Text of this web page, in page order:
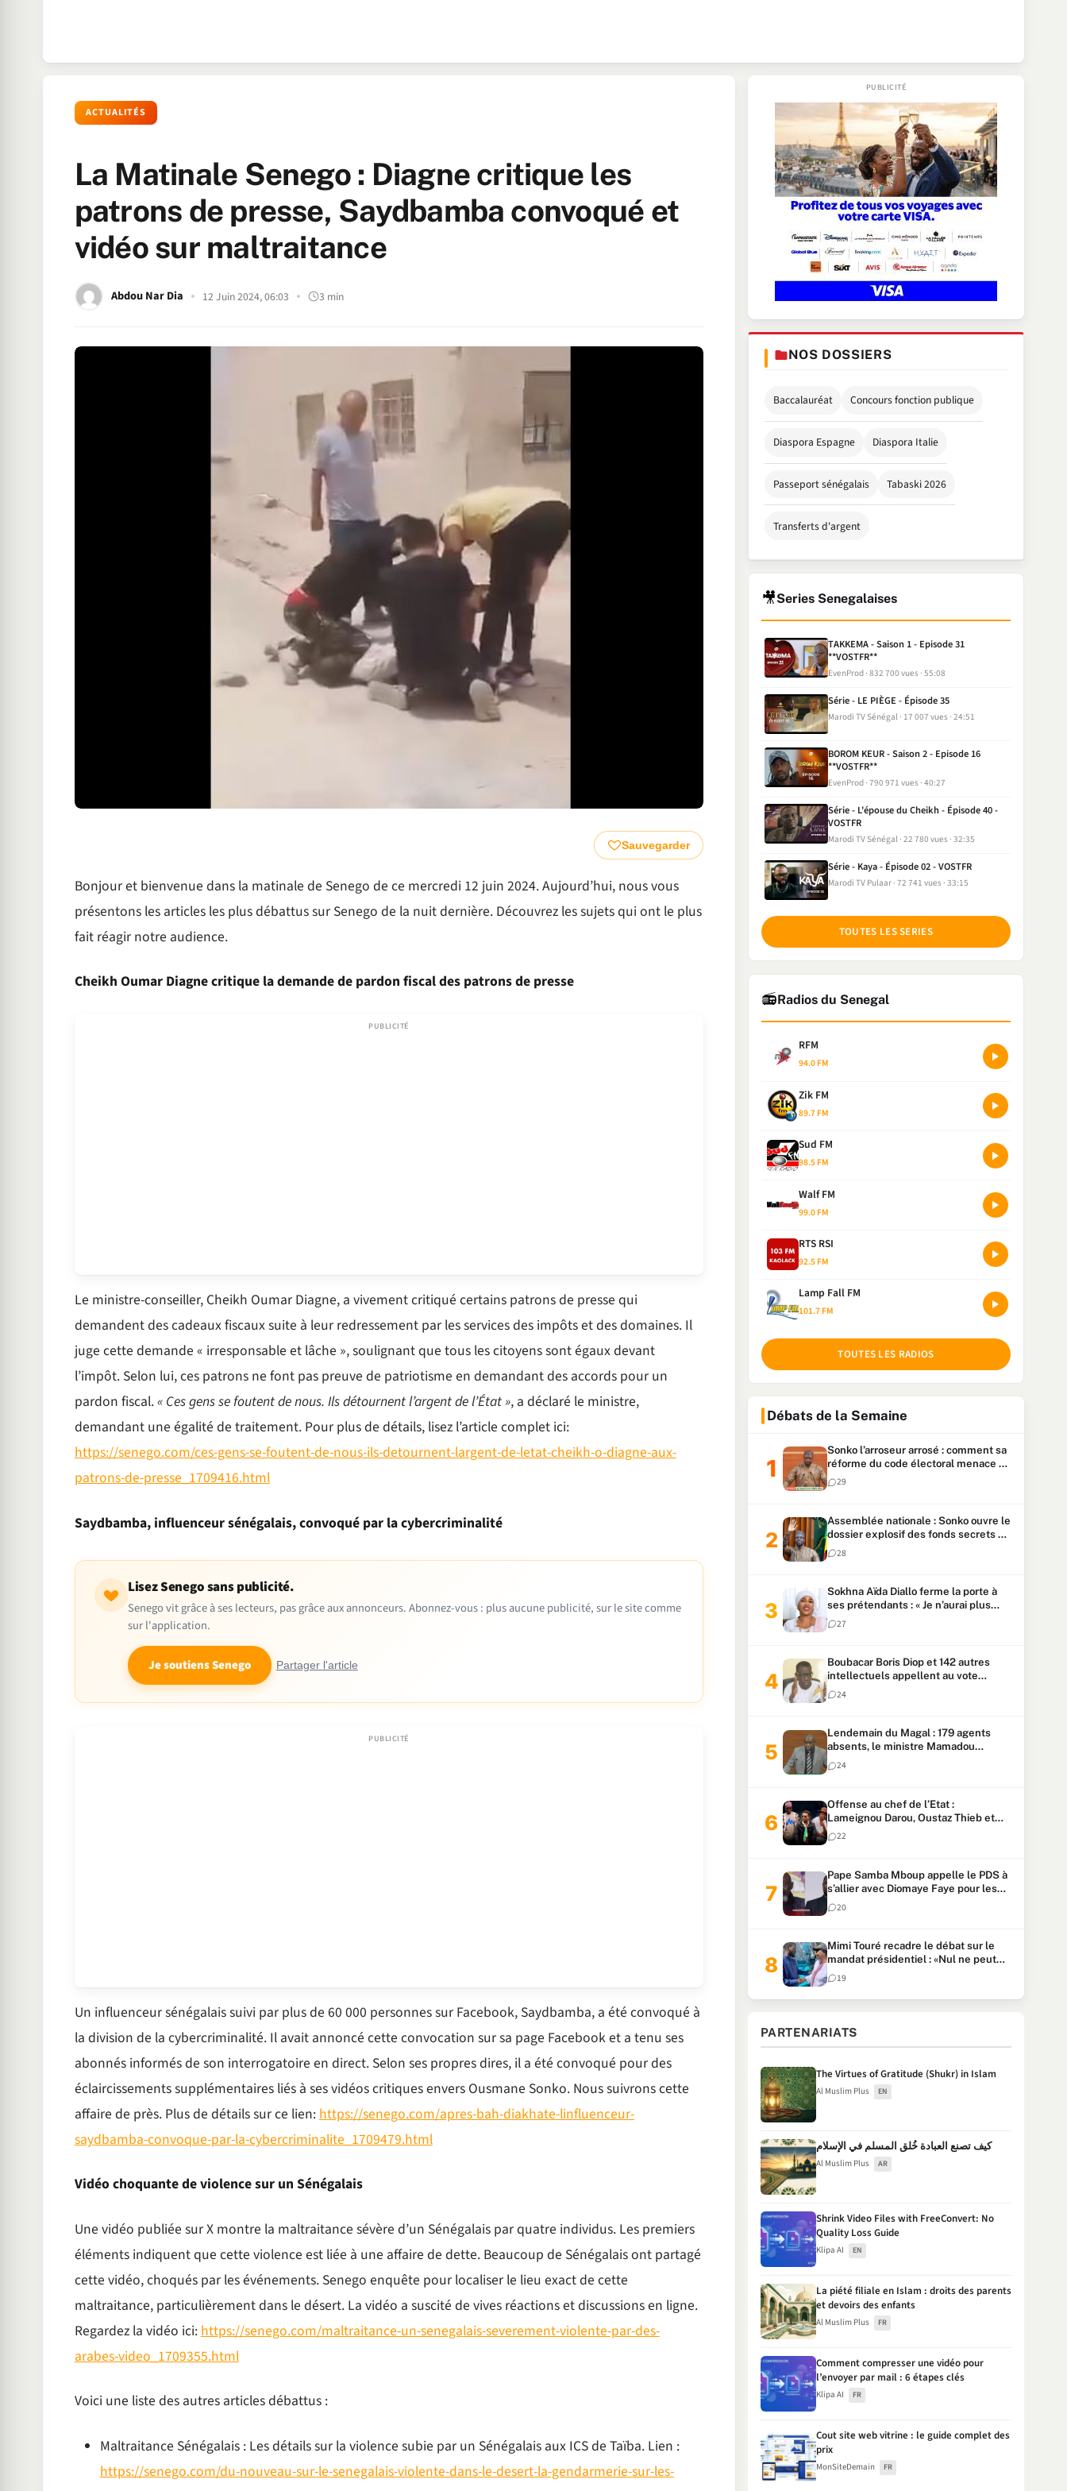
ACTUALITÉS
La Matinale Senego : Diagne critique les
patrons de presse, Saydbamba convoqué et
vidéo sur maltraitance
Abdou Nar Dia 12 Juin 2024, 06:03 3 min
Sauvegarder
Bonjour et bienvenue dans la matinale de Senego de ce mercredi 12 juin 2024. Aujourd’hui, nous vous
présentons les articles les plus débattus sur Senego de la nuit dernière. Découvrez les sujets qui ont le plus
fait réagir notre audience.
Cheikh Oumar Diagne critique la demande de pardon fiscal des patrons de presse
Le ministre-conseiller, Cheikh Oumar Diagne, a vivement critiqué certains patrons de presse qui
demandent des cadeaux fiscaux suite à leur redressement par les services des impôts et des domaines. Il
juge cette demande « irresponsable et lâche », soulignant que tous les citoyens sont égaux devant
l’impôt. Selon lui, ces patrons ne font pas preuve de patriotisme en demandant des accords pour un
pardon fiscal.« Ces gens se foutent de nous. Ils détournent l’argent de l’État », a déclaré le ministre,
demandant une égalité de traitement. Pour plus de détails, lisez l’article complet ici:
https://senego.com/ces-gens-se-foutent-de-nous-ils-detournent-largent-de-letat-cheikh-o-diagne-aux-
patrons-de-presse_1709416.html
Saydbamba, influenceur sénégalais, convoqué par la cybercriminalité
Lisez Senego sans publicité.
Senego vit grâce à ses lecteurs, pas grâce aux annonceurs. Abonnez-vous : plus aucune publicité, sur le site comme
sur l'application.
Je soutiens Senego Partager l'article
Un influenceur sénégalais suivi par plus de 60 000 personnes sur Facebook, Saydbamba, a été convoqué à
la division de la cybercriminalité. Il avait annoncé cette convocation sur sa page Facebook et a tenu ses
abonnés informés de son interrogatoire en direct. Selon ses propres dires, il a été convoqué pour des
éclaircissements supplémentaires liés à ses vidéos critiques envers Ousmane Sonko. Nous suivrons cette
affaire de près. Plus de détails sur ce lien: https://senego.com/apres-bah-diakhate-linfluenceur-
saydbamba-convoque-par-la-cybercriminalite_1709479.html
Vidéo choquante de violence sur un Sénégalais
Une vidéo publiée sur X montre la maltraitance sévère d’un Sénégalais par quatre individus. Les premiers
éléments indiquent que cette violence est liée à une affaire de dette. Beaucoup de Sénégalais ont partagé
cette vidéo, choqués par les événements. Senego enquête pour localiser le lieu exact de cette
maltraitance, particulièrement dans le désert. La vidéo a suscité de vives réactions et discussions en ligne.
Regardez la vidéo ici: https://senego.com/maltraitance-un-senegalais-severement-violente-par-des-
arabes-video_1709355.html
Voici une liste des autres articles débattus :
Maltraitance Sénégalais : Les détails sur la violence subie par un Sénégalais aux ICS de Taïba. Lien :
https://senego.com/du-nouveau-sur-le-senegalais-violente-dans-le-desert-la-gendarmerie-sur-les-
NOS DOSSIERS
Baccalauréat Concours fonction publique
Diaspora Espagne Diaspora Italie
Passeport sénégalais Tabaski 2026
Transferts d'argent
🎥Series Senegalaises
TAKKEMA - Saison 1 - Episode 31
**VOSTFR**
EvenProd 832 700 vues 55:08
Série - LE PIÈGE - Épisode 35
Marodi TV Sénégal 17 007 vues 24:51
BOROM KEUR - Saison 2 - Episode 16
**VOSTFR**
EvenProd 790 971 vues 40:27
Série - L'épouse du Cheikh - Épisode 40 -
VOSTFR
Marodi TV Sénégal 22 780 vues 32:35
Série - Kaya - Épisode 02 - VOSTFR
Marodi TV Pulaar 72 741 vues 33:15
TOUTES LES SERIES
📻Radios du Senegal
RFM
94.0 FM
Zik FM
89.7 FM
Sud FM
98.5 FM
Walf FM
99.0 FM
RTS RSI
92.5 FM
Lamp Fall FM
101.7 FM
TOUTES LES RADIOS
Débats de la Semaine
Sonko l’arroseur arrosé : comment sa
réforme du code électoral menace sa
candidature
29
Assemblée nationale : Sonko ouvre le
dossier explosif des fonds secrets et
du patrimoine présidentiel
28
Sokhna Aïda Diallo ferme la porte à
ses prétendants : « Je n’aurai plus
jamais un autre mari »
27
Boubacar Boris Diop et 142 autres
intellectuels appellent au vote
urgent de la révision
constitutionnelle
24
Lendemain du Magal : 179 agents
absents, le ministre Mamadou
Lamine Dianté exige des explications
24
Offense au chef de l’Etat :
Lameignou Darou, Oustaz Thieb et
Ndiaye Touba lourdement
condamnés
22
Pape Samba Mboup appelle le PDS à
s’allier avec Diomaye Faye pour les
locales et tacle Sonko
20
Mimi Touré recadre le débat sur le
mandat présidentiel : «Nul ne peut
faire plus de deux mandats
consécutifs de 5 ans»
19
PARTENARIATS
The Virtues of Gratitude (Shukr) in Islam
Al Muslim Plus EN
كيف تصنع العبادة خُلق المسلم في الإسلام
Al Muslim Plus AR
Shrink Video Files with FreeConvert: No
Quality Loss Guide
Klipa AI EN
La piété filiale en Islam : droits des parents
et devoirs des enfants
Al Muslim Plus FR
Comment compresser une vidéo pour
l’envoyer par mail : 6 étapes clés
Klipa AI FR
Cout site web vitrine : le guide complet des
prix
MonSiteDemain FR